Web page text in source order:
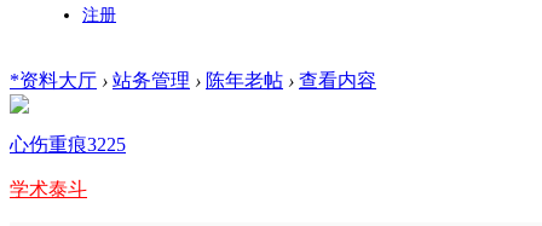
注册
*资料大厅 › 站务管理 › 陈年老帖 › 查看内容
心伤重痕3225
学术泰斗